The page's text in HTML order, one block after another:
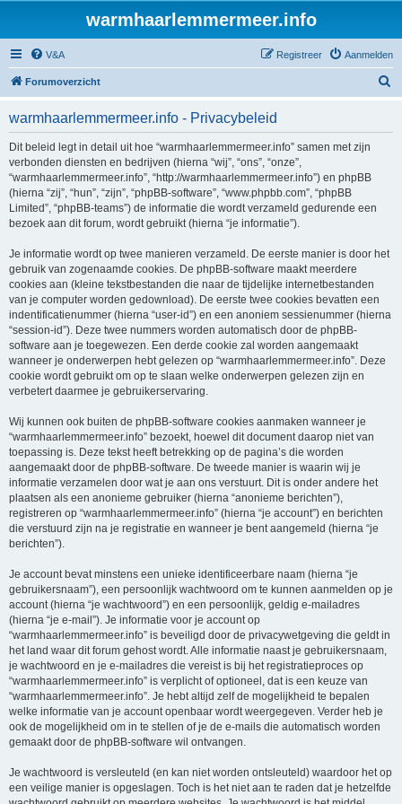
warmhaarlemmermeer.info
V&A Aanmelden
Registreer
Forumoverzicht
warmhaarlemmermeer.info - Privacybeleid
Dit beleid legt in detail uit hoe “warmhaarlemmermeer.info” samen met zijn
verbonden diensten en bedrijven (hierna “wij”, “ons”, “onze”,
“warmhaarlemmermeer.info”, “http://warmhaarlemmermeer.info”) en phpBB
(hierna “zij”, “hun”, “zijn”, “phpBB-software”, “www.phpbb.com”, “phpBB
Limited”, “phpBB-teams”) de informatie die wordt verzameld gedurende een
bezoek aan dit forum, wordt gebruikt (hierna “je informatie”).
Je informatie wordt op twee manieren verzameld. De eerste manier is door het
gebruik van zogenaamde cookies. De phpBB-software maakt meerdere
cookies aan (kleine tekstbestanden die naar de tijdelijke internetbestanden
van je computer worden gedownload). De eerste twee cookies bevatten een
indentificatienummer (hierna “user-id”) en een anoniem sessienummer (hierna
“session-id”). Deze twee nummers worden automatisch door de phpBB-
software aan je toegewezen. Een derde cookie zal worden aangemaakt
wanneer je onderwerpen hebt gelezen op “warmhaarlemmermeer.info”. Deze
cookie wordt gebruikt om op te slaan welke onderwerpen gelezen zijn en
verbetert daarmee je gebruikerservaring.
Wij kunnen ook buiten de phpBB-software cookies aanmaken wanneer je
“warmhaarlemmermeer.info” bezoekt, hoewel dit document daarop niet van
toepassing is. Deze tekst heeft betrekking op de pagina’s die worden
aangemaakt door de phpBB-software. De tweede manier is waarin wij je
informatie verzamelen door wat je aan ons verstuurt. Dit is onder andere het
plaatsen als een anonieme gebruiker (hierna “anonieme berichten”),
registreren op “warmhaarlemmermeer.info” (hierna “je account”) en berichten
die verstuurd zijn na je registratie en wanneer je bent aangemeld (hierna “je
berichten”).
Je account bevat minstens een unieke identificeerbare naam (hierna “je
gebruikersnaam”), een persoonlijk wachtwoord om te kunnen aanmelden op je
account (hierna “je wachtwoord”) en een persoonlijk, geldig e-mailadres
(hierna “je e-mail”). Je informatie voor je account op
“warmhaarlemmermeer.info” is beveiligd door de privacywetgeving die geldt in
het land waar dit forum gehost wordt. Alle informatie naast je gebruikersnaam,
je wachtwoord en je e-mailadres die vereist is bij het registratieproces op
“warmhaarlemmermeer.info” is verplicht of optioneel, dat is een keuze van
“warmhaarlemmermeer.info”. Je hebt altijd zelf de mogelijkheid te bepalen
welke informatie van je account openbaar wordt weergegeven. Verder heb je
ook de mogelijkheid om in te stellen of je de e-mails die automatisch worden
gemaakt door de phpBB-software wil ontvangen.
Je wachtwoord is versleuteld (en kan niet worden ontsleuteld) waardoor het op
een veilige manier is opgeslagen. Toch is het niet aan te raden dat je hetzelfde